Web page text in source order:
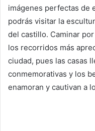
imágenes perfectas de
podrás visitar la
del castillo. Caminar
los recorridos más
ciudad, pues las casas
conmemorativas y los
enamoran y cautivan a